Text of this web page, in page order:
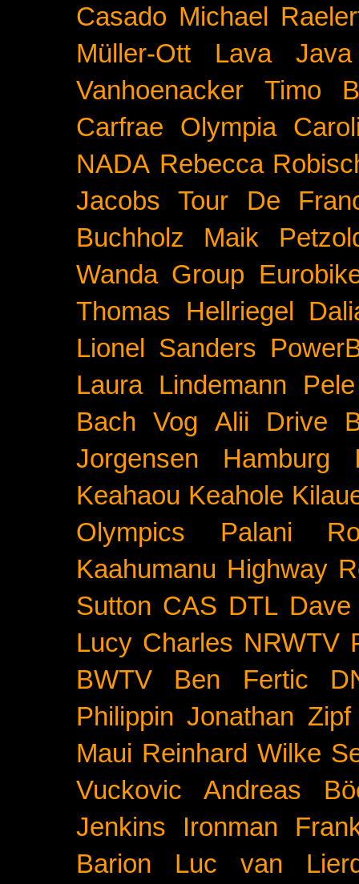
Casado Michael
Müller-Ott
Lava Java
Vanhoenacker
Timo
Carfrae
Olympia
NADA Rebecca
Jacobs
Tour De
Buchholz
Maik
Wanda Group
Thomas Hellriegel
Lionel Sanders
Laura Lindemann
Pele
Bach Vog Alii Drive
Jorgensen
Hamburg
Keahaou Keahole
Olympics
Palani
Kaahumanu Highway
Sutton CAS DTL
Lucy Charles NRWTV
BWTV
Ben Fertic
Philippin Jonathan Zipf
Maui Reinhard Wilke
Vuckovic
Andreas
Jenkins
Ironman
Barion
Luc van